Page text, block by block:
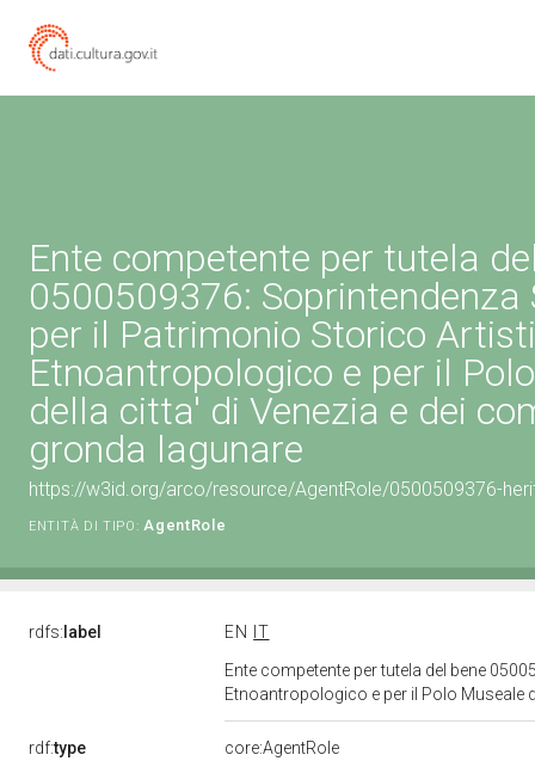
Ente competente per tutela
0500509376: Soprintendenza
per il Patrimonio Storico
Etnoantropologico e per il
della citta' di Venezia e dei
gronda lagunare
https://w3id.org/arco/resource/AgentRole/0500509376-
ENTITÀ DI TIPO: AgentRole
rdfs: label EN
IT
Ente competente per tutela del bene
Etnoantropologico e per il Polo Museale
rdf:type
core:AgentRole